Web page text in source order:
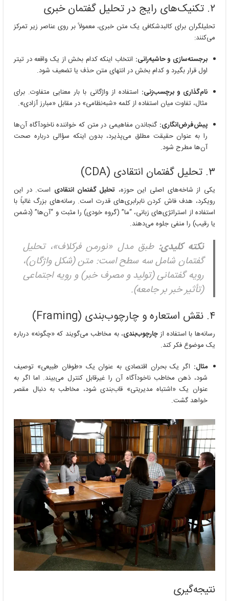
۲. تکنیک‌های رایج در تحلیل گفتمان خبری
تحلیلگران برای کالبدشکافی یک متن خبری، معمولاً بر روی عناصر زیر تمرکز
می‌کنند:
برجسته‌سازی و حاشیه‌رانی: انتخاب اینکه کدام بخش از یک واقعه در تیتر
اول قرار بگیرد و کدام بخش در انتهای متن حذف یا تضعیف شود.
نام‌گذاری و برچسب‌زنی: استفاده از واژگانی با بار معنایی متفاوت. برای
مثال، تفاوت میان استفاده از کلمه «شبه‌نظامی» در مقابل «مبارز آزادی».
پیش‌فرض‌انگاری: گنجاندن مفاهیمی در متن که خواننده ناخودآگاه آن‌ها
را به عنوان حقیقت مطلق می‌پذیرد، بدون اینکه سؤالی درباره صحت
آن‌ها مطرح شود.
۳. تحلیل گفتمان انتقادی (CDA)
یکی از شاخه‌های اصلی این حوزه، تحلیل گفتمان انتقادی است. در این
رویکرد، هدف فاش کردن نابرابری‌های قدرت است. رسانه‌های بزرگ غالباً با
استفاده از استراتژی‌های زبانی، “ما” (گروه خودی) را مثبت و “آن‌ها” (دشمن
یا رقیب) را منفی جلوه می‌دهند.
نکته کلیدی: طبق مدل «نورمن فرکلاف»، تحلیل
گفتمان شامل سه سطح است: متن (شکل واژگان)،
رویه گفتمانی (تولید و مصرف خبر) و رویه اجتماعی
(تأثیر خبر بر جامعه).
۴. نقش استعاره و چارچوب‌بندی (Framing)
رسانه‌ها با استفاده ازچارچوب‌بندی، به مخاطب می‌گویند که «چگونه» درباره
یک موضوع فکر کند.
مثال: اگر یک بحران اقتصادی به عنوان یک «طوفان طبیعی» توصیف
شود، ذهن مخاطب ناخودآگاه آن را غیرقابل کنترل می‌بیند. اما اگر به
عنوان یک «اشتباه مدیریتی» قاب‌بندی شود، مخاطب به دنبال مقصر
خواهد گشت.
نتیجه‌گیری